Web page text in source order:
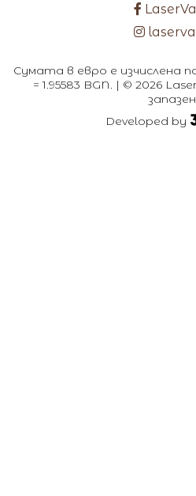
Сумата в евро е изчислена
= 1.95583 BGN. | © 2026
Developed by